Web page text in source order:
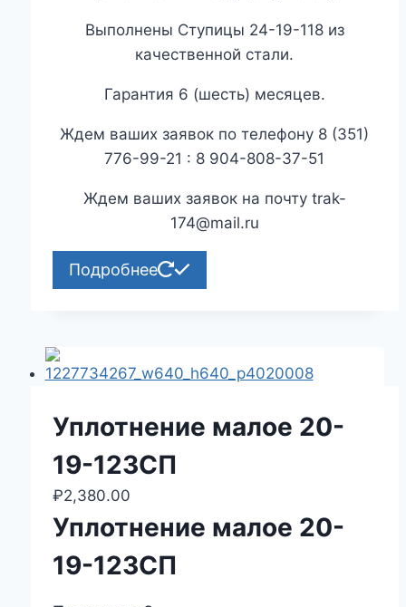
Выполнены Ступицы 24-19-118 из
качественной стали.
Гарантия 6 (шесть) месяцев.
Ждем ваших заявок по телефону 8 (351)
776-99-21 : 8 904-808-37-51
Ждем ваших заявок на почту trak-
174@mail.ru
Подробнее
Уплотнение малое 20-
19-123СП
₽2,380.00
Уплотнение малое 20-
19-123СП